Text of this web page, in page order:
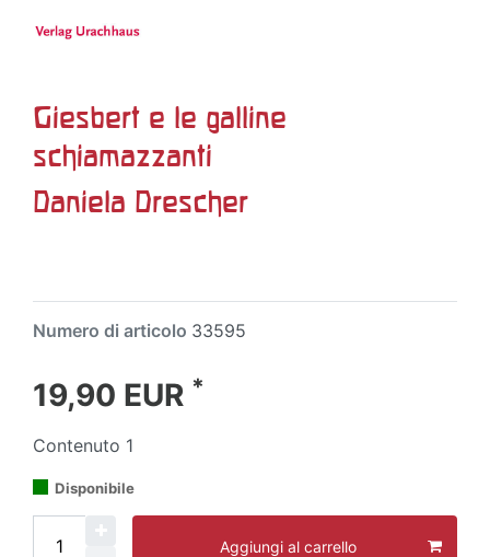
Giesbert e le galline
schiamazzanti
Daniela Drescher
Numero di articolo 33595
19,90 EUR *
Contenuto 1
Disponibile
Aggiungi al carrello